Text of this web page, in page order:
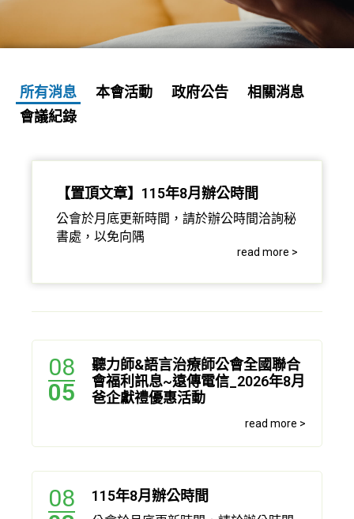
所有消息 本會活動 政府公告
相關消息
會議紀錄
【置頂文章】115年8月辦公時間
公會於月底更新時間，請於辦公時間洽詢秘
書處，以免向隅
read more >
聽力師&語言治療師公會全國聯合
會福利訊息~遠傳電信_2026年8月
爸企獻禮優惠活動
read more >
08
05
115年8月辦公時間
08